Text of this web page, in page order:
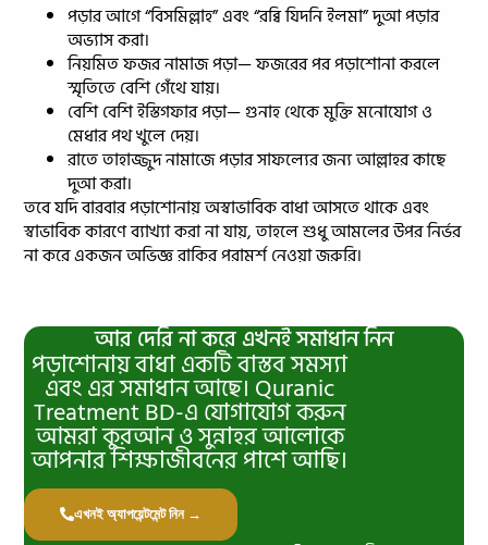
পড়ার আগে “বিসমিল্লাহ” এবং “রব্বি যিদনি ইলমা” দুআ পড়ার
অভ্যাস করা।
নিয়মিত ফজর নামাজ পড়া— ফজরের পর পড়াশোনা করলে
স্মৃতিতে বেশি গেঁথে যায়।
বেশি বেশি ইস্তিগফার পড়া— গুনাহ থেকে মুক্তি মনোযোগ ও
মেধার পথ খুলে দেয়।
রাতে তাহাজ্জুদ নামাজে পড়ার সাফল্যের জন্য আল্লাহর কাছে
দুআ করা।
তবে যদি বারবার পড়াশোনায় অস্বাভাবিক বাধা আসতে থাকে এবং
স্বাভাবিক কারণে ব্যাখ্যা করা না যায়, তাহলে শুধু আমলের উপর নির্ভর
না করে একজন অভিজ্ঞ রাকির পরামর্শ নেওয়া জরুরি।
আর দেরি না করে এখনই সমাধান নিন
পড়াশোনায় বাধা একটি বাস্তব সমস্যা
এবং এর সমাধান আছে। Quranic
Treatment BD-এ যোগাযোগ করুন
আমরা কুরআন ও সুন্নাহর আলোকে
আপনার শিক্ষাজীবনের পাশে আছি।
এখনই অ্যাপয়েন্টমেন্ট নিন →